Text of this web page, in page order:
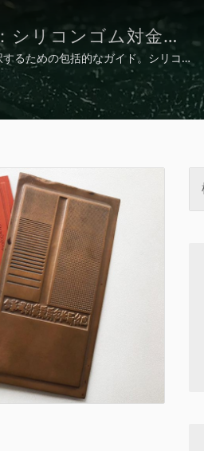
シリコンゴム対金属
るための包括的なガイド。シリコ